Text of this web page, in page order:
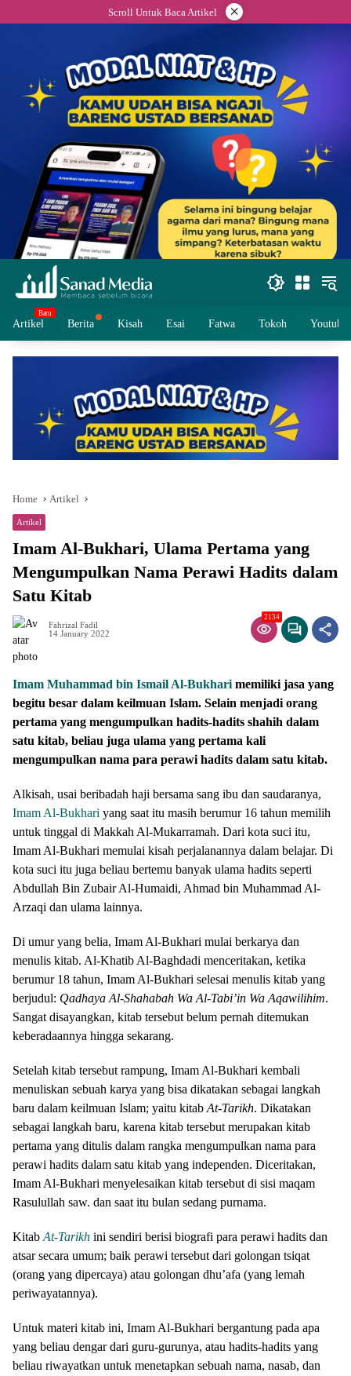
to
Scroll Untuk Baca Artikel ×
Artikel Berita Kisah Esai Fatwa Tokoh Youtube
Home Artikel
Artikel
Imam Al-Bukhari, Ulama Pertama yang
Mengumpulkan Nama Perawi Hadits dalam
Satu Kitab
Fahrizal Fadil
14 January 2022
2134
Imam Muhammad bin Ismail Al-Bukhari memiliki jasa yang
begitu besar dalam keilmuan Islam. Selain menjadi orang
pertama yang mengumpulkan hadits-hadits shahih dalam
satu kitab, beliau juga ulama yang pertama kali
mengumpulkan nama para perawi hadits dalam satu kitab.
Alkisah, usai beribadah haji bersama sang ibu dan saudaranya,
Imam Al-Bukhari yang saat itu masih berumur 16 tahun memilih
untuk tinggal di Makkah Al-Mukarramah. Dari kota suci itu,
Imam Al-Bukhari memulai kisah perjalanannya dalam belajar. Di
kota suci itu juga beliau bertemu banyak ulama hadits seperti
Abdullah Bin Zubair Al-Humaidi, Ahmad bin Muhammad Al-
Arzaqi dan ulama lainnya.
Di umur yang belia, Imam Al-Bukhari mulai berkarya dan
menulis kitab. Al-Khatib Al-Baghdadi menceritakan, ketika
berumur 18 tahun, Imam Al-Bukhari selesai menulis kitab yang
berjudul: Qadhaya Al-Shahabah Wa Al-Tabi’in Wa Aqawilihim.
Sangat disayangkan, kitab tersebut belum pernah ditemukan
keberadaannya hingga sekarang.
Setelah kitab tersebut rampung, Imam Al-Bukhari kembali
menuliskan sebuah karya yang bisa dikatakan sebagai langkah
baru dalam keilmuan Islam; yaitu kitab At-Tarikh. Dikatakan
sebagai langkah baru, karena kitab tersebut merupakan kitab
pertama yang ditulis dalam rangka mengumpulkan nama para
perawi hadits dalam satu kitab yang independen. Diceritakan,
Imam Al-Bukhari menyelesaikan kitab tersebut di sisi maqam
Rasulullah saw. dan saat itu bulan sedang purnama.
Kitab At-Tarikh ini sendiri berisi biografi para perawi hadits dan
atsar secara umum; baik perawi tersebut dari golongan tsiqat
(orang yang dipercaya) atau golongan dhu’afa (yang lemah
periwayatannya).
Untuk materi kitab ini, Imam Al-Bukhari bergantung pada apa
yang beliau dengar dari guru-gurunya, atau hadits-hadits yang
beliau riwayatkan untuk menetapkan sebuah nama, nasab, dan